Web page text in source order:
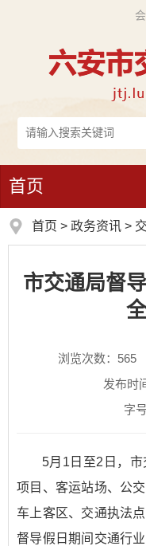
首页
首页 > 政务资讯 >
市交通局督
浏览次数： 565
发布时
字号
5月1日至2日，
项目、客运站场、公
车上客区、交通执法
督导假日期间交通行